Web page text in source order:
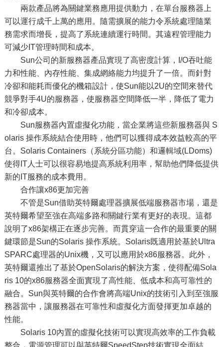
兩款產品將為關鍵業務應用提供動力，在單台服務器上
可以運行成千上萬的應用。隨需擴展的能力令系統處理隨業
務需求而增長，提高了系統連續運行時間。其遠程管理能力
可減少IT管理時間和成本。
Sun公司的新服務器產品實現了高密度計算，I/O吞吐能
力和性能、內存性能、集成網絡能力均提升了一倍。而針對
冷卻和能耗而優化的機箱設計，使Sun能以2U的空間來替代
競爭對手4U的服務器，使服務器空間降低一半，降低了電力
和冷卻成本。
Sun服務器內置虛擬化功能，當企業將這些新服務器與 S
olaris 操作系統結合使用時，他們可以獲得成本效益較高的平
台。Solaris Containers（系統分區功能）和邏輯域(LDoms)
使得IT人士可以很容易地提高系統利用率，幫助他們降低提供
新的IT服務的成本費用。
合作讓x86更加完善
不管是Sun借助英特爾處理器擴展低端服務器市場，還是
英特爾希望至強在高端多路和關鍵行業有更好的表現。這都
說明了x86架構正在逐步完善。而貫穿這一合作的最重要的關
鍵環節是Sun的Solaris 操作系統。Solaris既適用於基於Ultra
SPARC處理器的Unix機，又可以應用於x86服務器。此外，
英特爾還推出了基於OpenSolaris的解決方案，使得配備Sola
ris 10的x86服務器全面實現了高性能、低成本和高可靠性的
融合。Sun與英特爾的合作會將高端Unix的技術引入到至強服
務器當中，讓服務器在可靠性和虛擬化方面發揮更加卓越的
性能。
Solaris 10內置的虛擬化技術可以實現高效率的工作負載
整合，電源管理可以與英特爾SpeedStep技術實現全面結